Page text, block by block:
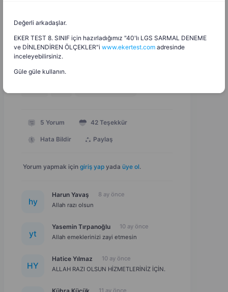
İE
30.08.2025
BEP 2025 - 2026 Lise 10. Sınıf Din Kültürü ve Ahlak
Bilgisi Yıllık Plan
5 Yorum 42 Teşekkür
Hata Bildir Paylaş
Yorum yapmak için giriş yap yada üye ol.
hy
Harun Yavaş
8 ay önce
Allah razı olsun
yt
Yasemin Tırpanoğlu
10 ay önce
Allah emeklerinizi zayi etmesin
HY
Hatice Yılmaz
10 ay önce
ALLAH RAZI OLSUN HİZMETLERİNİZ İÇİN.
Değerli arkadaşlar.
EKER TEST 8. SINIF için hazırladığımız "40'lı LGS SARMAL DENEME
ve DİNLENDİREN ÖLÇEKLER"i www.ekertest.com adresinde
inceleyebilirsiniz.
Güle güle kullanın.